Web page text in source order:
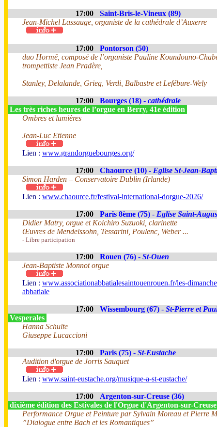
17:00
Saint-Bris-le-Vineux (89)
Jean-Michel Lassauge, organiste de la cathédrale d’Auxerre
17:00
Pontorson (50)
duo Hormê, composé de l’organiste Pauline Koundouno-
trompettiste Jean Pradère,
Stanley, Delalande, Grieg, Verdi, Balbastre et Lefébure-Wely
17:00 Bourges (18) - cathédrale
Les très riches heures de l’orgue en Berry, 41e édition
Ombres et lumières
Jean-Luc Etienne
Lien : www.grandorguebourges.org/
17:00 Chaource (10) - Eglise St-Jean-
Simon Harden – Conservatoire Dublin (Irlande)
Lien : www.chaource.fr/festival-international-dorgue-2026/
17:00 Paris 8ème (75) - Eglise Saint-
Didier Matry, orgue et Koichiro Suzuoki, clarinette
Œuvres de Mendelssohn, Tessarini, Poulenc, Weber ...
- Libre participation
17:00 Rouen (76) - St-Ouen
Jean-Baptiste Monnot orgue
Lien : www.associationabbatialesaintouenrouen.fr/les-
abbatiale
17:00 Wissembourg (67) - St-Pierre et
Vesperales
Hanna Schulte
Giuseppe Lucaccioni
17:00 Paris (75) - St-Eustache
Audition d'orgue de Jorris Sauquet
Lien : www.saint-eustache.org/musique-a-st-eustache/
17:00
Argenton-sur-Creuse (36)
dixième édition des Estivales de l'Orgue d'Argenton-sur-
Performance Orgue et Peinture par Sylvain Moreau et Pierre
”Dialogue entre Bach et les Romantiques”